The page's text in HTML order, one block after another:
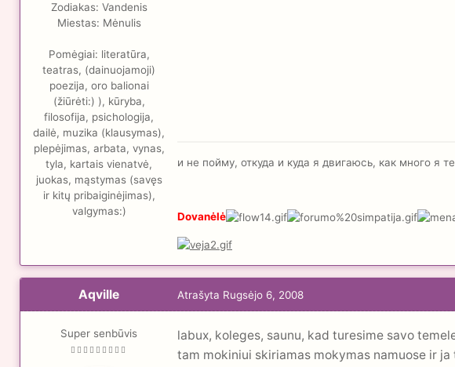
Zodiakas: Vandenis
Miestas: Mėnulis
Pomėgiai: literatūra,
teatras, (dainuojamoji)
poezija, oro balionai
(žiūrėti:) ), kūryba,
filosofija, psichologija,
dailė, muzika (klausymas),
plepėjimas, arbata, vynas,
tyla, kartais vienatvė,
juokas, mąstymas (savęs
ir kitų pribaiginėjimas),
valgymas:)
и не пойму, откуда и куда я двигаюсь, как много я
Dovanėlė
Aqville
Super senbūvis
Atrašyta Rugsėjo 6, 2008
labux, koleges, saunu, kad turesime savo
tam mokiniui skiriamas mokymas namuose ir